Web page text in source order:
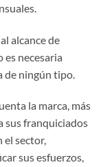
alcance de
es necesaria
de ningún tipo.
la marca, más
sus franquiciados
el sector,
sus esfuerzos,